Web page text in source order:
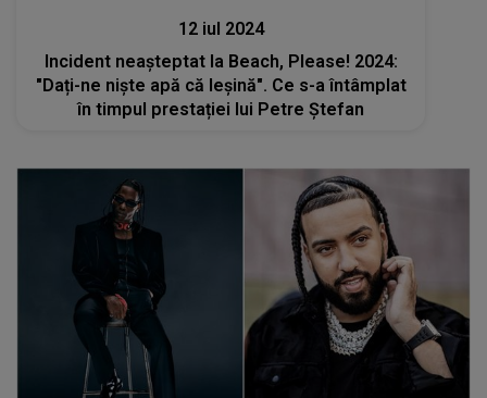
12 iul 2024
Incident neașteptat la Beach, Please! 2024:
"Dați-ne niște apă că leșină". Ce s-a întâmplat
în timpul prestației lui Petre Ștefan